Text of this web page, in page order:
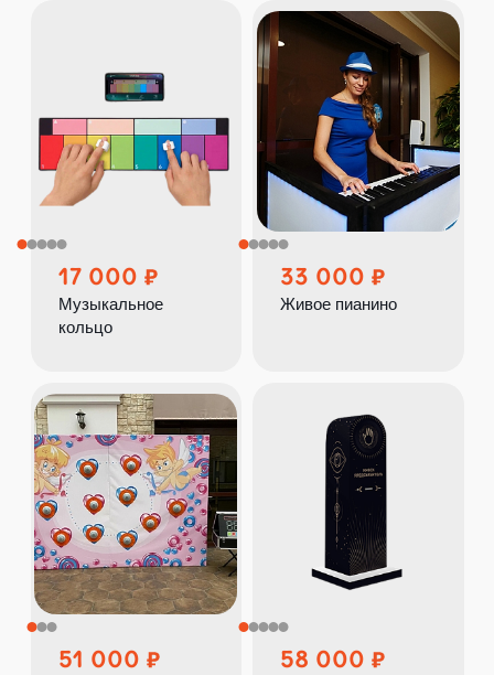
17 000
Музыкальное
кольцо
33 000
Живое пианино
51 000 58 000